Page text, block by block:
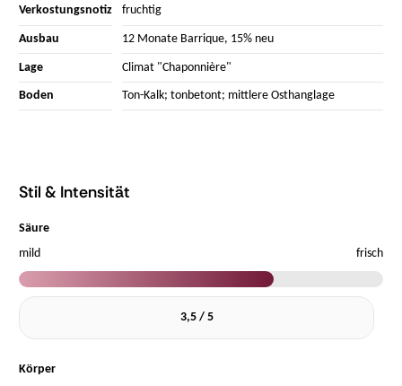
Verkostungsnotiz fruchtig
Ausbau 12 Monate Barrique, 15% neu
Lage Climat "Chaponnière"
Boden Ton-Kalk; tonbetont; mittlere Osthanglage
Stil & Intensität
Säure
mild
frisch
3,5 / 5
Körper